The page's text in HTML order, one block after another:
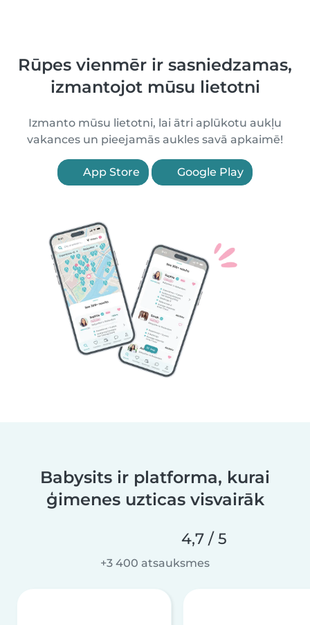
Rūpes vienmēr ir sasniedzamas,
izmantojot mūsu lietotni
Izmanto mūsu lietotni, lai ātri aplūkotu aukļu
vakances un pieejamās aukles savā apkaimē!
App Store Google Play
Babysits ir platforma, kurai
ģimenes uzticas visvairāk
4,7 / 5
+3 400 atsauksmes